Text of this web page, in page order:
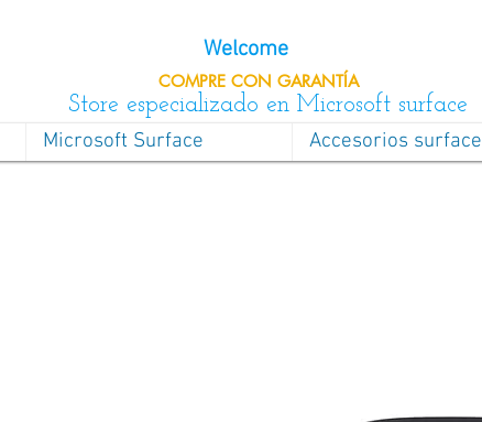
Welcome
COMPRE CON GARANTÍA
Store especializado en Microsoft surface
Microsoft Surface Accesorios surface